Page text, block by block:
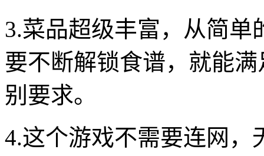
3.菜品超级丰富，从简
要不断解锁食谱，就能
别要求。
4.这个游戏不需要连网，